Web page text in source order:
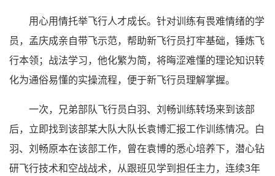
用心用情托举飞行人才成长。针对训练有畏难情绪的学
员，孟庆成亲自带飞示范，帮助新飞行员打牢基础，锤炼飞
行本领；战法学习，他化繁为简，将晦涩难懂的理论知识转
化为通俗易懂的实操流程，便于新飞行员理解掌握。
一次，兄弟部队飞行员白羽、刘畅训练转场来到该部
后，立即找到该部某大队大队长袁博汇报工作训练情况。白
羽、刘畅原本在该部工作，曾在袁博的悉心培养下，潜心钻
研飞行技术和空战战术，从跟班见学到担任主力，连续3年